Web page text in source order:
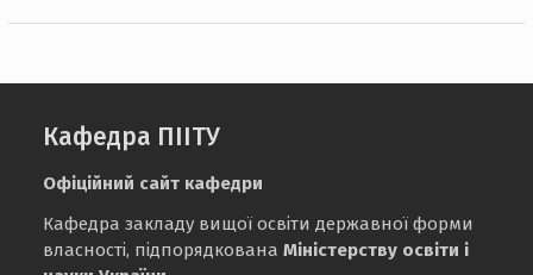
Кафедра ПІІТУ
Офіційний сайт кафедри
Кафедра закладу вищої освіти державної форми
власності, підпорядкованаМіністерству освіти і